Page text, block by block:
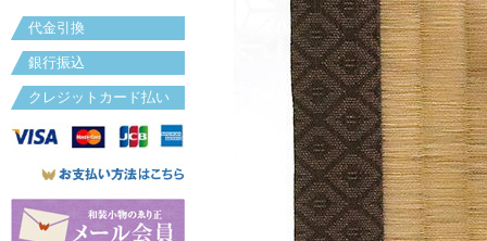
代金引換
銀行振込
クレジットカード払い